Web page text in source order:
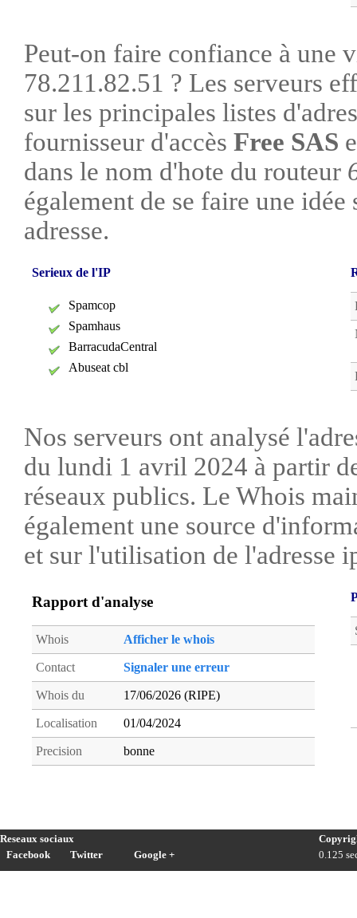
Peut-on faire confiance à une
78.211.82.51 ? Les serveurs
sur les principales listes
fournisseur d'accès Free SAS
dans le nom d'hote du routeur
également de se faire une
adresse.
Serieux de l'IP
Spamcop
Spamhaus
BarracudaCentral
Abuseat cbl
Nos serveurs ont analysé
du lundi 1 avril 2024 à partir
réseaux publics. Le Whois
également une source
et sur l'utilisation de l'adresse
Rapport d'analyse
Whois Afficher le whois
Contact Signaler une erreur
Whois du 17/06/2026 (RIPE)
Localisation 01/04/2024
Precision bonne
Reseaux sociaux
Facebook
Twitter Google +
0.125